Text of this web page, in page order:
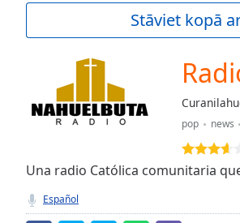
Current
Seek to
currently
behind
LIVE
Stāviet kopā
pop news
Una radio Católica comunitaria
Español